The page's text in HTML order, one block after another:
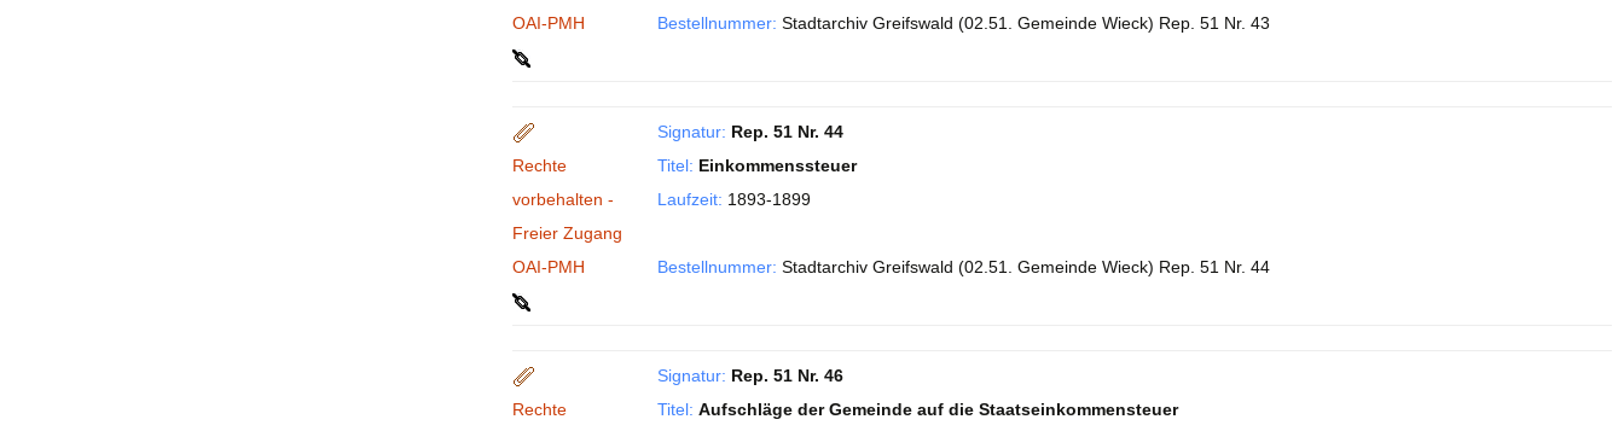
OAI-PMH
Bestellnummer: Stadtarchiv Greifswald (02.51. Gemeinde Wieck) Rep. 51 Nr. 43
Rechte
vorbehalten -
Freier Zugang
OAI-PMH
Signatur: Rep. 51 Nr. 44
Titel: Einkommenssteuer
Laufzeit: 1893-1899
Bestellnummer: Stadtarchiv Greifswald (02.51. Gemeinde Wieck) Rep. 51 Nr. 44
Rechte
Signatur: Rep. 51 Nr. 46
Titel: Aufschläge der Gemeinde auf die Staatseinkommensteuer